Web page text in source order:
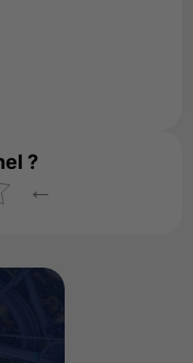
?
←